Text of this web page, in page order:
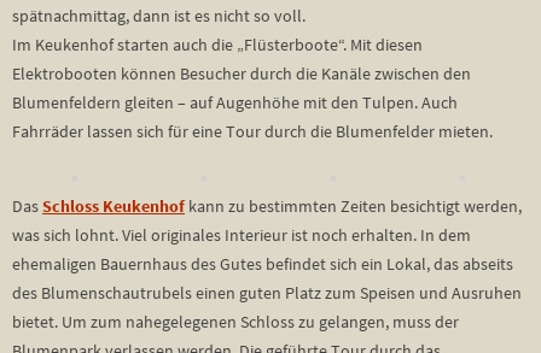
spätnachmittag, dann ist es nicht so voll.
Im Keukenhof starten auch die „Flüsterboote“. Mit diesen
Elektrobooten können Besucher durch die Kanäle zwischen den
Blumenfeldern gleiten – auf Augenhöhe mit den Tulpen. Auch
Fahrräder lassen sich für eine Tour durch die Blumenfelder mieten.
DasSchloss Keukenhof kann zu bestimmten Zeiten besichtigt werden,
was sich lohnt. Viel originales Interieur ist noch erhalten. In dem
ehemaligen Bauernhaus des Gutes befindet sich ein Lokal, das abseits
des Blumenschautrubels einen guten Platz zum Speisen und Ausruhen
bietet. Um zum nahegelegenen Schloss zu gelangen, muss der